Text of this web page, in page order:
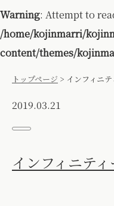
Warning: Attempt to
/home/kojinmarri/
content/themes/
トップページ > インフィニ
2019.03.21
インフィニテ